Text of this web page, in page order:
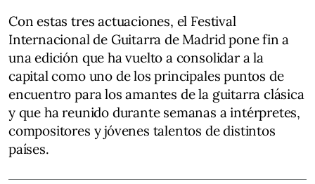
Con estas tres actuaciones, el Festival
Internacional de Guitarra de Madrid pone fin a
una edición que ha vuelto a consolidar a la
capital como uno de los principales puntos de
encuentro para los amantes de la guitarra clásica
y que ha reunido durante semanas a intérpretes,
compositores y jóvenes talentos de distintos
países.